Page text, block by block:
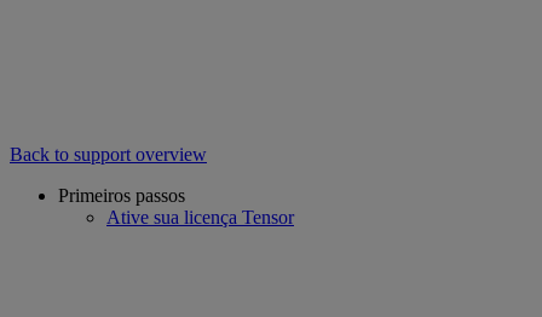
Back to support overview
Primeiros passos
Ative sua licença Tensor